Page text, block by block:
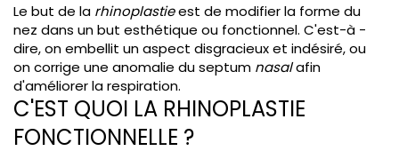
Le but de la rhinoplastieest de modifier la forme du
nez dans un but esthétique ou fonctionnel. C'est-à -
dire, on embellit un aspect disgracieux et indésiré, ou
on corrige une anomalie du septum nasalafin
d'améliorer la respiration.
C'EST QUOI LA RHINOPLASTIE
FONCTIONNELLE ?